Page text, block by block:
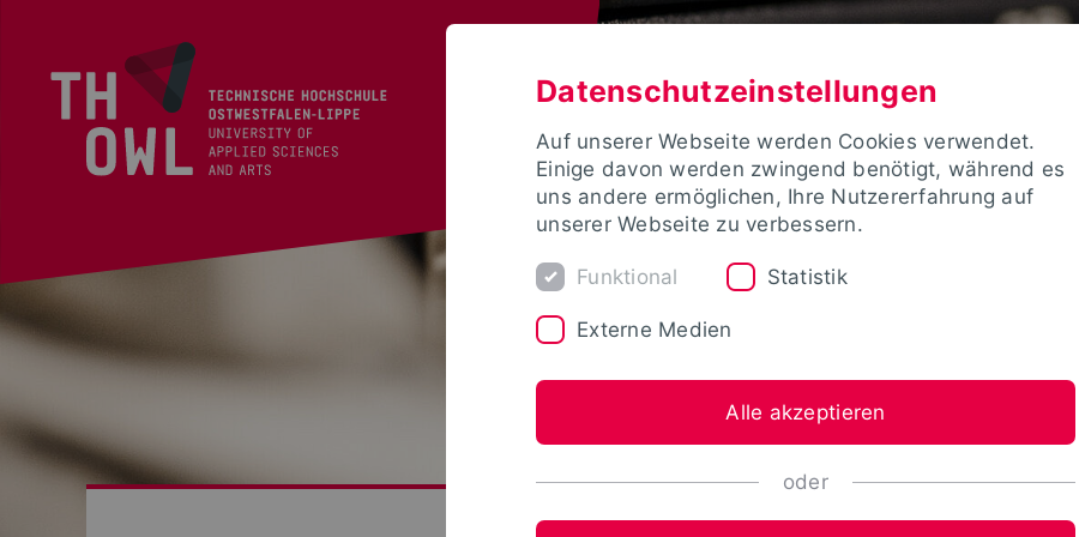
Datenschutzeinstellungen
Auf unserer Webseite werden Cookies verwendet.
Einige davon werden zwingend benötigt, während es
uns andere ermöglichen, Ihre Nutzererfahrung auf
unserer Webseite zu verbessern.
Funktional Statistik
Externe Medien
Alle akzeptieren
oder